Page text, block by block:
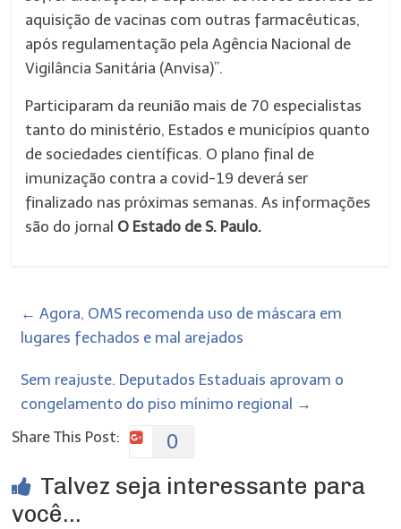
aquisição de vacinas com outras farmacêuticas,
após regulamentação pela Agência Nacional de
Vigilância Sanitária (Anvisa)”.
Participaram da reunião mais de 70 especialistas
tanto do ministério, Estados e municípios quanto
de sociedades científicas. O plano final de
imunização contra a covid-19 deverá ser
finalizado nas próximas semanas. As informações
são do jornal O Estado de S. Paulo.
← Agora, OMS recomenda uso de máscara em
lugares fechados e mal arejados
Sem reajuste. Deputados Estaduais aprovam o
congelamento do piso mínimo regional →
Share This Post:
0
Talvez seja interessante para
você...